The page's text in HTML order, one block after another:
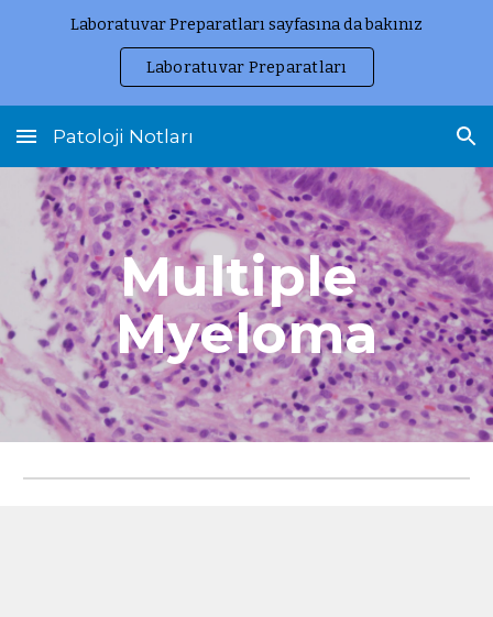
Laboratuvar Preparatları sayfasına da bakınız
Laboratuvar Preparatları
Patoloji Notları
Multiple
Myeloma